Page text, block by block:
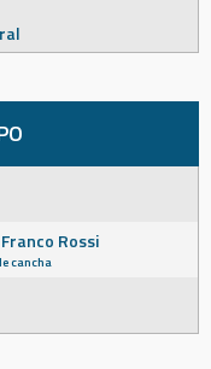
Franco Rossi
cancha